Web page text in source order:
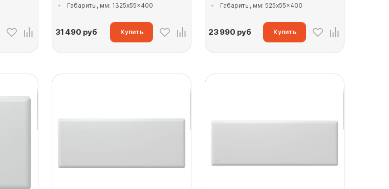
Габариты, мм: 1325x55x400
31 490 руб Купить
Габариты, мм: 525x55x400
23 990 руб Купить